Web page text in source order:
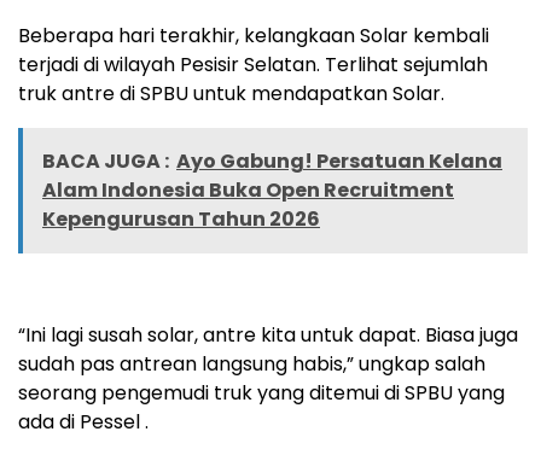
Beberapa hari terakhir, kelangkaan Solar kembali
terjadi di wilayah Pesisir Selatan. Terlihat sejumlah
truk antre di SPBU untuk mendapatkan Solar.
BACA JUGA : Ayo Gabung! Persatuan Kelana
Alam Indonesia Buka Open Recruitment
Kepengurusan Tahun 2026
“Ini lagi susah solar, antre kita untuk dapat. Biasa juga
sudah pas antrean langsung habis,” ungkap salah
seorang pengemudi truk yang ditemui di SPBU yang
ada di Pessel .